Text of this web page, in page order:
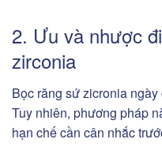
2. Ưu và nhược
zirconia
Bọc răng sứ zicronia
Tuy nhiên, phương pháp
hạn chế cần cân nhắc